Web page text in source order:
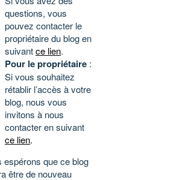
questions, vous
pouvez contacter le
propriétaire du blog en
suivantce lien.
Pour le propriétaire :
Si vous souhaitez
rétablir l’accès à votre
blog, nous vous
invitons à nous
contacter en suivant
ce lien.
espérons que ce blog
être de nouveau